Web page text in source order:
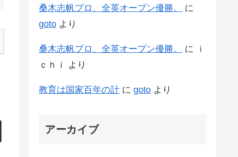
桑木志帆プロ、全英オープン優勝。
に
goto より
桑木志帆プロ、全英オープン優勝。 に
ｉ
ｃｈｉ
より
教育は国家百年の計 に goto より
アーカイブ